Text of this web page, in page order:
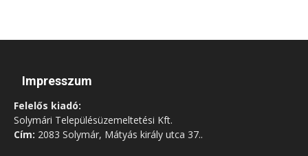
Impresszum
Felelős kiadó:
Solymári Településüzemeltetési Kft.
Cím: 2083 Solymár, Mátyás király utca 37..